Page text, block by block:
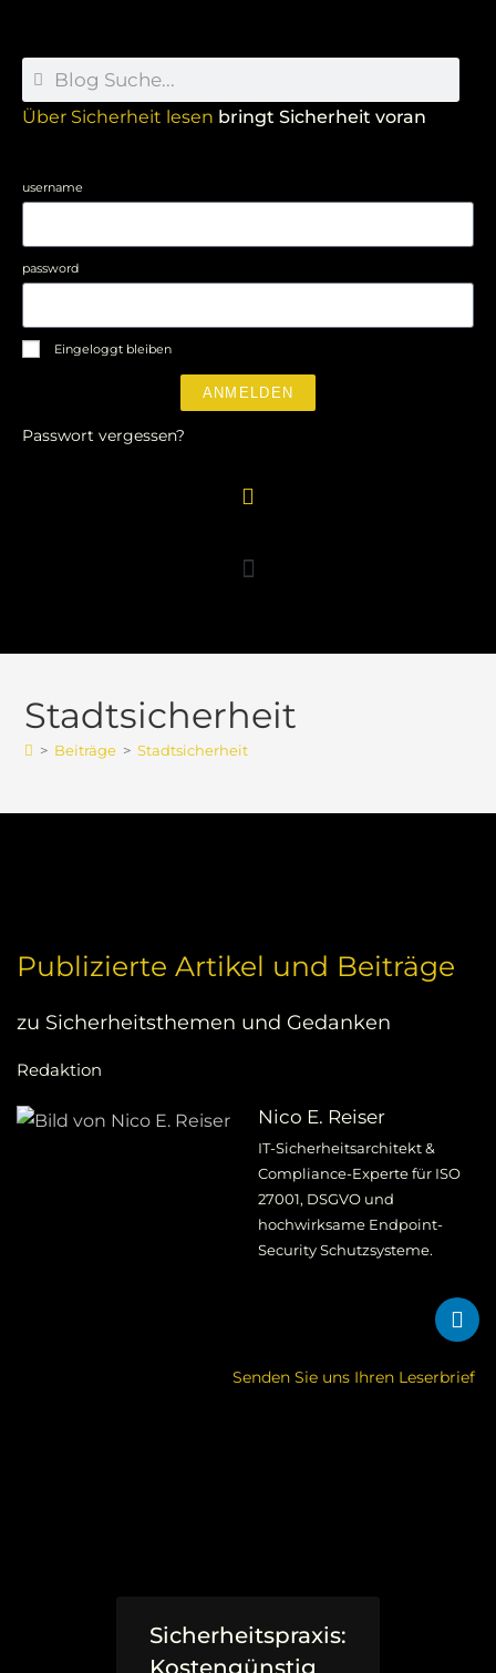
Über Sicherheit lesen bringt Sicherheit voran
username
password
Eingeloggt bleiben
ANMELDEN
Passwort vergessen?
Stadtsicherheit
> Beiträge > Stadtsicherheit
Publizierte Artikel und Beiträge
zu Sicherheitsthemen und Gedanken
Redaktion
Nico E. Reiser
IT-Sicherheitsarchitekt &
Compliance-Experte für ISO
27001, DSGVO und
hochwirksame Endpoint-
Security Schutzsysteme.
Senden Sie uns Ihren Leserbrief
Sicherheitspraxis:
Kostengünstig